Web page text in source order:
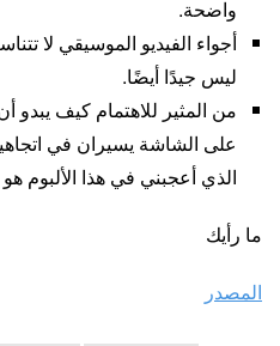
واضحة.
ليس جيدًا أيضًا.
على الشاشة يسيران في
الذي أعجبني في هذا الألبوم هو
ما رأيك
المصدر